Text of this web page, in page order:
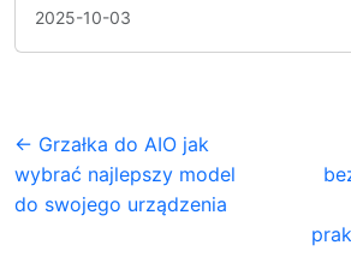
2025-10-03
← Grzałka do AIO jak
wybrać najlepszy model
do swojego urządzenia